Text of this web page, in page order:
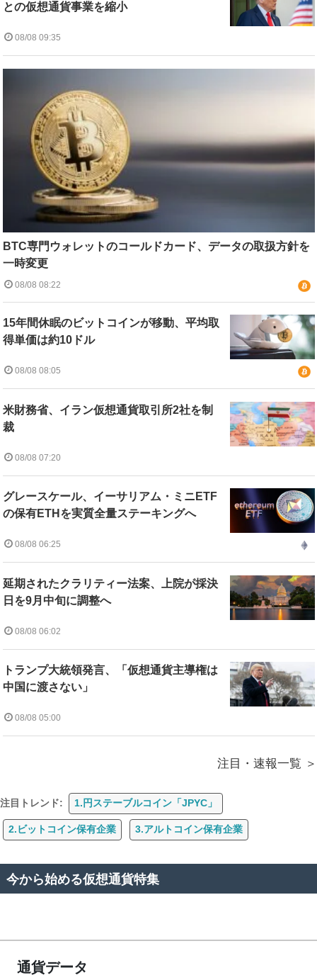
との仮想通貨事業を縮小
08/08 09:35
BTC専門ウォレットのコールドカード、データの取扱方針を
一時変更
08/08 08:22
15年間休眠のビットコインが移動、平均取
得単価は約10ドル
08/08 08:05
米財務省、イラン仮想通貨取引所2社を制
裁
08/08 07:20
グレースケール、イーサリアム・ミニETF
の保有ETHを実質全量ステーキングへ
08/08 06:25
延期されたクラリティー法案、上院が採決
日を9月中旬に調整へ
08/08 06:02
トランプ大統領発言、「仮想通貨主導権は
中国に渡さない」
08/08 05:00
注目・速報一覧
注目トレンド: 1.円ステーブルコイン「JPYC」
2.ビットコイン保有企業 3.アルトコイン保有企業
今から始める仮想通貨特集
通貨データ